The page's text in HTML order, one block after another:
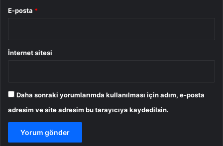
E-posta *
İnternet sitesi
Daha sonraki yorumlarımda kullanılması için adım, e-posta
adresim ve site adresim bu tarayıcıya kaydedilsin.